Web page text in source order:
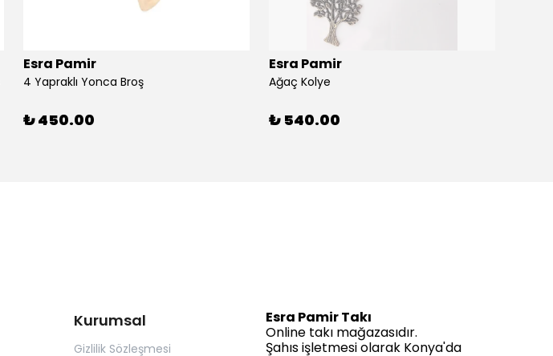
Esra Pamir
4 Yapraklı Yonca Broş
₺ 450.00
Esra Pamir
Ağaç Kolye
₺ 540.00
Kurumsal
Gizlilik Sözleşmesi
Esra Pamir Takı
Online takı mağazasıdır.
Şahıs işletmesi olarak Konya'da